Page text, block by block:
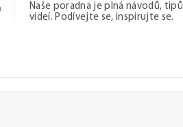
Naše poradna je plná návodů,
videí. Podívejte se, inspirujte se.